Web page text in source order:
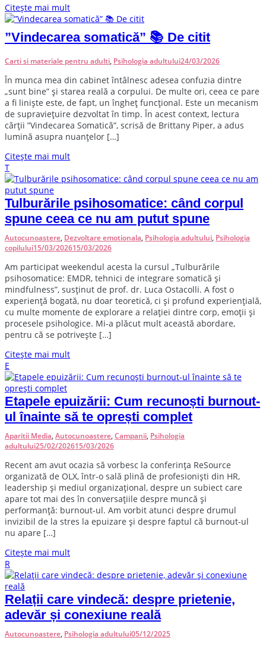
Citește mai mult
”Vindecarea somatică” 📚 De citit
Carti si materiale pentru adulti, Psihologia adultului24/03/2026
În munca mea din cabinet întâlnesc adesea confuzia dintre
„sunt bine” și starea reală a corpului. De multe ori, ceea ce pare
a fi liniște este, de fapt, un îngheț funcțional. Este un mecanism
de supraviețuire dezvoltat în timp. În acest context, lectura
cărții ”Vindecarea Somatică”, scrisă de Brittany Piper, a adus
lumină asupra nuanțelor […]
Citește mai mult
T
Tulburările psihosomatice: când corpul
spune ceea ce nu am putut spune
Autocunoastere, Dezvoltare emotionala, Psihologia adultului, Psihologia
copilului15/03/202615/03/2026
Am participat weekendul acesta la cursul „Tulburările
psihosomatice: EMDR, tehnici de integrare somatică și
mindfulness”, susținut de prof. dr. Luca Ostacolli. A fost o
experiență bogată, nu doar teoretică, ci și profund experiențială,
cu multe momente de explorare a relației dintre corp, emoții și
procesele psihologice. Mi-a plăcut mult această abordare,
pentru că se potrivește […]
Citește mai mult
E
Etapele epuizării: Cum recunoști burnout-
ul înainte să te oprești complet
Aparitii Media,Autocunoastere,Campanii, Psihologia
adultului25/02/202615/03/2026
Recent am avut ocazia să vorbesc la conferința ReSource
organizată de OLX, într-o sală plină de profesioniști din HR,
leadership și mediul organizațional, despre un subiect care
apare tot mai des în conversațiile despre muncă și
performanță: burnout-ul. Am vorbit atunci despre drumul
invizibil de la stres la epuizare și despre faptul că burnout-ul
nu apare […]
Citește mai mult
R
Relații care vindecă: despre prietenie,
adevăr și conexiune reală
Autocunoastere, Psihologia adultului05/12/2025